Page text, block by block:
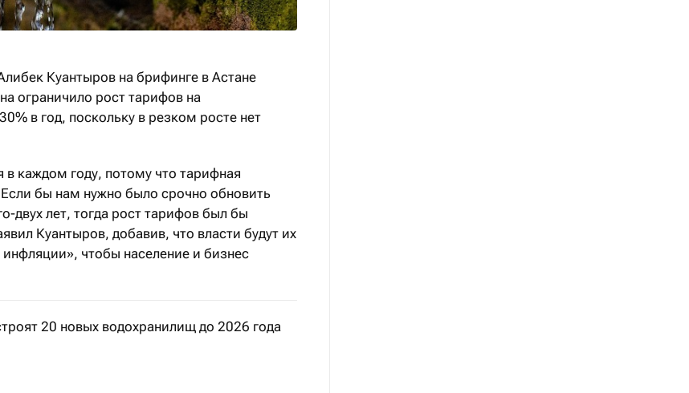
Куантыров на брифинге в Астане
ограничило рост тарифов на
в год, поскольку в резком росте нет
каждом году, потому что тарифная
бы нам нужно было срочно обновить
двух лет, тогда рост тарифов был бы
Куантыров, добавив, что власти будут их
инфляции», чтобы население и бизнес
20 новых водохранилищ до 2026 года
еще 15